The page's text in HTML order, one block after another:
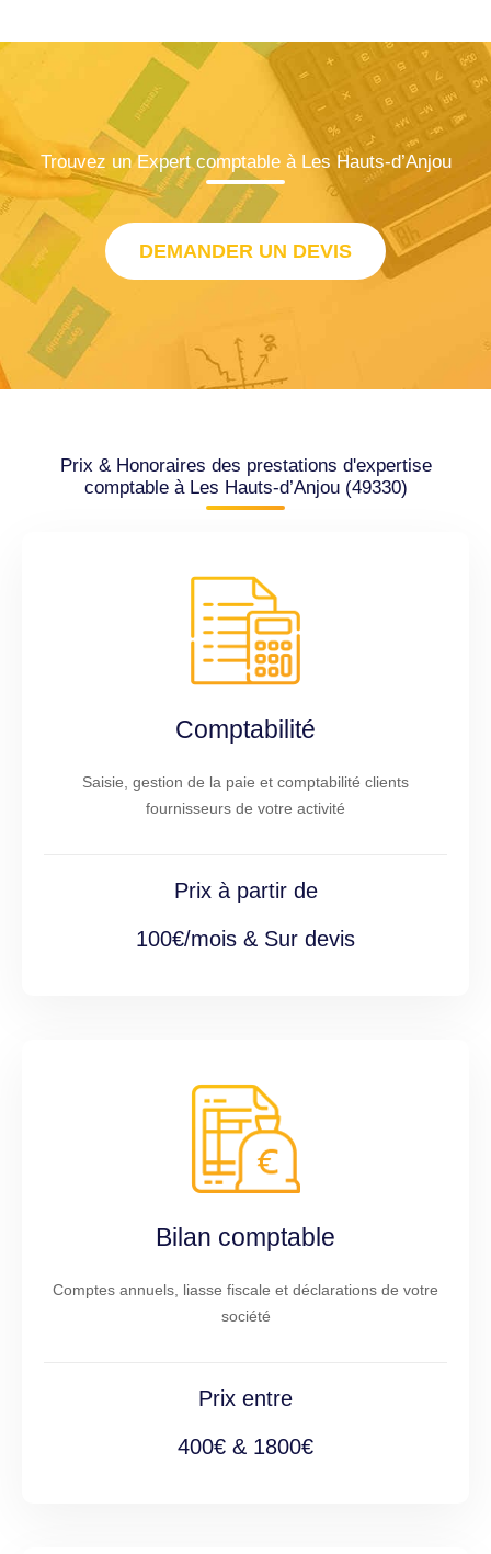
Trouvez un Expert comptable à Les Hauts-d’Anjou
DEMANDER UN DEVIS
Prix & Honoraires des prestations d'expertise
comptable à Les Hauts-d’Anjou (49330)
Comptabilité
Saisie, gestion de la paie et comptabilité clients
fournisseurs de votre activité
Prix à partir de
100€/mois & Sur devis
Bilan comptable
Comptes annuels, liasse fiscale et déclarations de votre
société
Prix entre
400€ & 1800€